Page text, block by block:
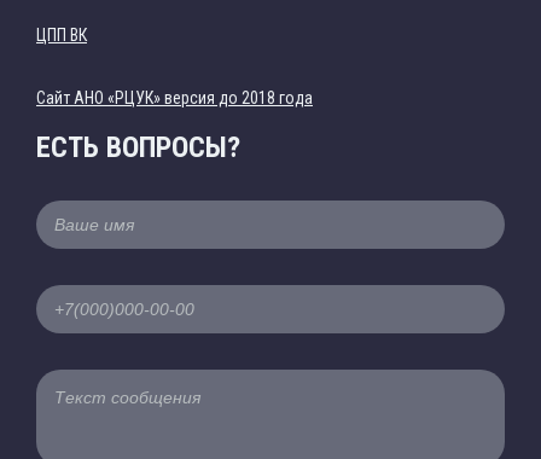
ЦПП ВК
Cайт АНО «РЦУК» версия до 2018 года
ЕСТЬ ВОПРОСЫ?